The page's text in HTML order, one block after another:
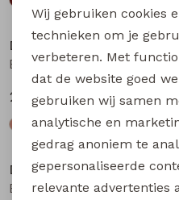
D-zine
Babse W20238 meisjes sweatshirt Kit
24,99
D-zine
Babse W20238 meisjes sweatshirt Cyclaam
Analytische cookies
Marketing cookies
Wij gebruiken cookies
technieken om je
verbeteren. Met
dat de website goed
gebruiken wij samen
analytische en
gedrag anoniem te
gepersonaliseerde
relevante advertenties